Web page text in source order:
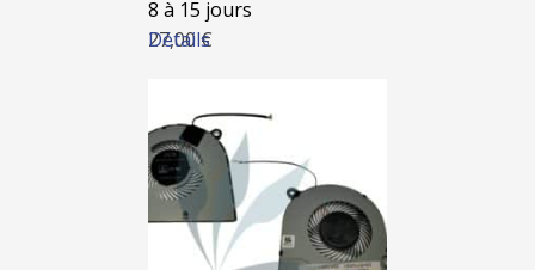
Détails
8 à 15 jours
27,00 €